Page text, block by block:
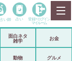
い師 占い 登録• ログイン
マイルーム
面白ネタ
雑学
お金
動物 グルメ